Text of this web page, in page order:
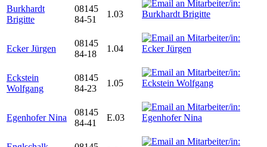
Burkhardt
Brigitte
08145
84-51
1.03
Ecker Jürgen
08145
84-18
1.04
Eckstein
Wolfgang
08145
84-23
1.05
Egenhofer Nina
08145
84-41
E.03